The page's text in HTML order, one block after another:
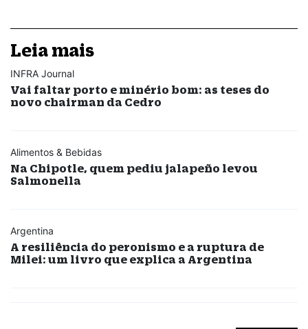
Leia mais
INFRA Journal
Vai faltar porto e minério bom: as teses do
novo chairman da Cedro
Alimentos & Bebidas
Na Chipotle, quem pediu jalapeño levou
Salmonella
Argentina
A resiliência do peronismo e a ruptura de
Milei: um livro que explica a Argentina